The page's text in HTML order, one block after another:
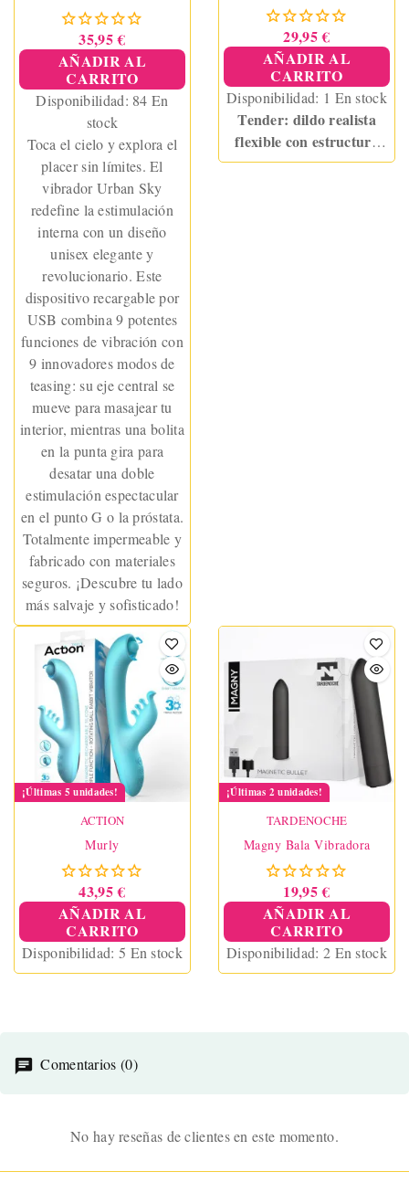
35,95 €
AÑADIR AL
CARRITO
Disponibilidad: 84 En
stock
Toca el cielo y explora el
placer sin límites. El
vibrador Urban Sky
redefine la estimulación
interna con un diseño
unisex elegante y
revolucionario. Este
dispositivo recargable por
USB combina 9 potentes
funciones de vibración con
9 innovadores modos de
teasing: su eje central se
mueve para masajear tu
interior, mientras una bolita
en la punta gira para
desatar una doble
estimulación espectacular
en el punto G o la próstata.
Totalmente impermeable y
fabricado con materiales
seguros. ¡Descubre tu lado
más salvaje y sofisticado!
29,95 €
AÑADIR AL
CARRITO
Disponibilidad: 1 En stock
Tender: dildo realista
flexible con estructura
moldeable, ventosa
¡Últimas 5 unidades!
ACTION
Murly
43,95 €
AÑADIR AL
CARRITO
Disponibilidad: 5 En stock
¡Últimas 2 unidades!
TARDENOCHE
Magny Bala Vibradora
19,95 €
AÑADIR AL
CARRITO
Disponibilidad: 2 En stock
Comentarios (0)
No hay reseñas de clientes en este momento.